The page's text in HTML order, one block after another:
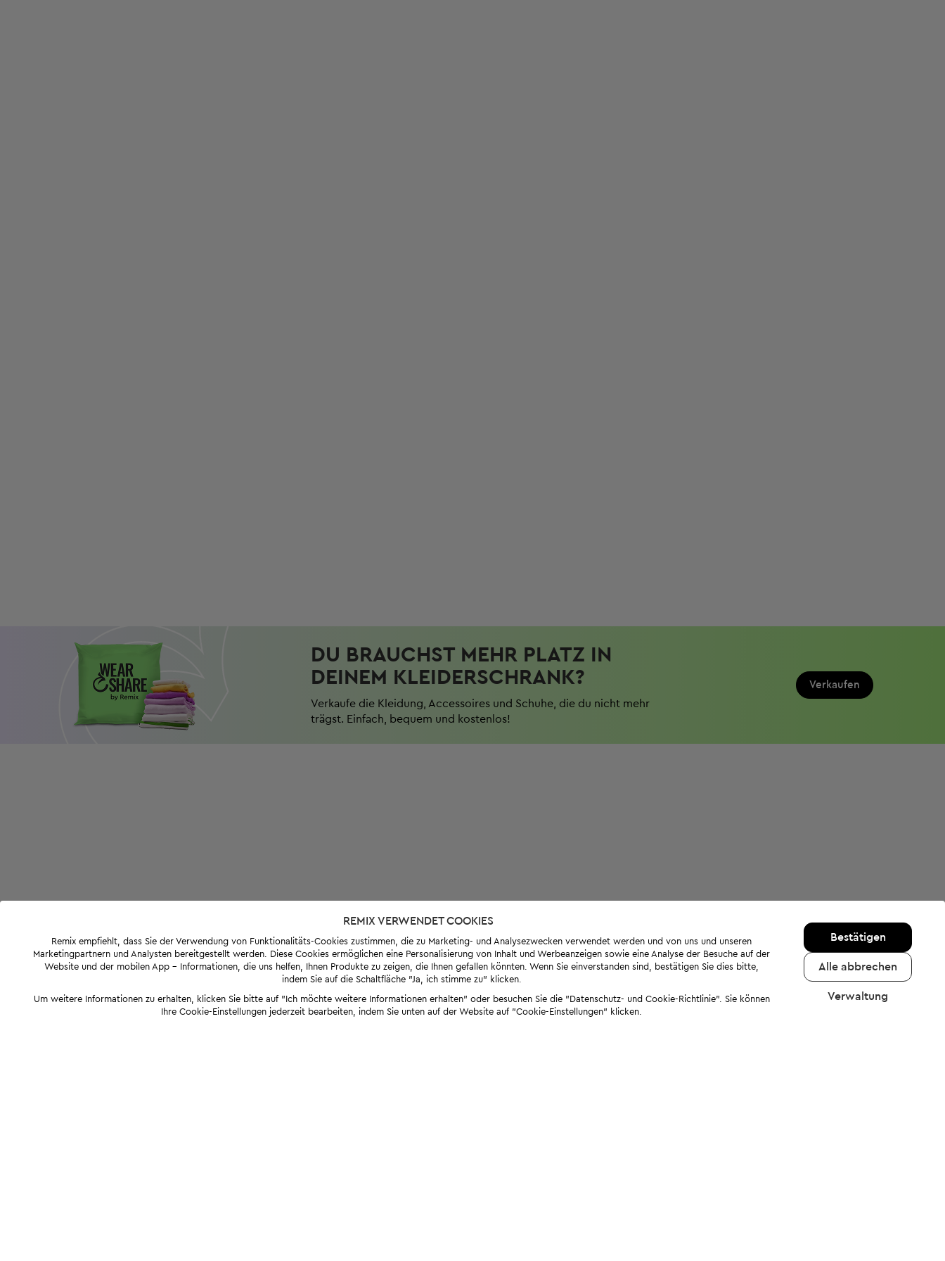
DU BRAUCHST MEHR PLATZ IN
DEINEM KLEIDERSCHRANK?
Verkaufe die Kleidung, Accessoires und Schuhe, die du nicht mehr
trägst. Einfach, bequem und kostenlos!
Verkaufen
REMIX VERWENDET COOKIES
Remix empfiehlt, dass Sie der Verwendung von Funktionalitäts-Cookies zustimmen, die zu Marketing- und Analysezwecken verwendet werden und von uns und unseren
Marketingpartnern und Analysten bereitgestellt werden. Diese Cookies ermöglichen eine Personalisierung von Inhalt und Werbeanzeigen sowie eine Analyse der Besuche auf der
Website und der mobilen App - Informationen, die uns helfen, Ihnen Produkte zu zeigen, die Ihnen gefallen könnten. Wenn Sie einverstanden sind, bestätigen Sie dies bitte,
indem Sie auf die Schaltfläche "Ja, ich stimme zu" klicken.
Um weitere Informationen zu erhalten, klicken Sie bitte auf "Ich möchte weitere Informationen erhalten" oder besuchen Sie die "Datenschutz- und Cookie-Richtlinie". Sie können
Ihre Cookie-Einstellungen jederzeit bearbeiten, indem Sie unten auf der Website auf "Cookie-Einstellungen" klicken.
Bestätigen
Alle abbrechen
Verwaltung